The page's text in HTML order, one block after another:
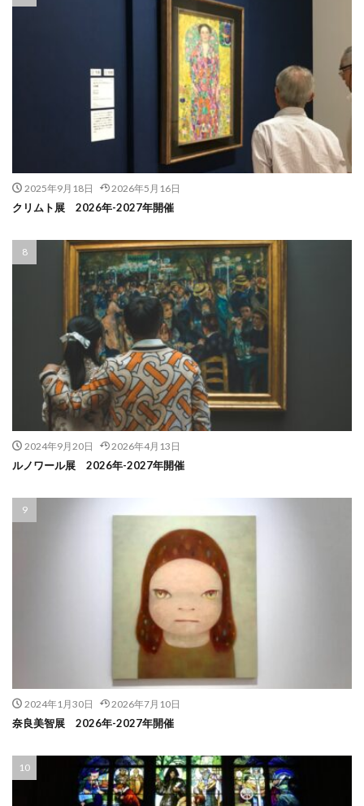
2025年9月18日 2026年5月16日
クリムト展 2026年-2027年開催
2024年9月20日 2026年4月13日
ルノワール展 2026年-2027年開催
2024年1月30日 2026年7月10日
奈良美智展 2026年-2027年開催